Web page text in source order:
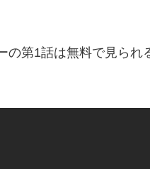
の第1話は無料で見られ